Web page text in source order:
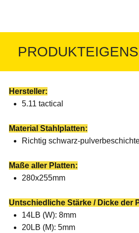
Hersteller:
5.11 tactical
Material Stahlplatten:
Richtig schwarz-
Maße aller Platten:
280x255mm
Untschiedliche Stärke / Dicke der
14LB (W): 8mm
20LB (M): 5mm